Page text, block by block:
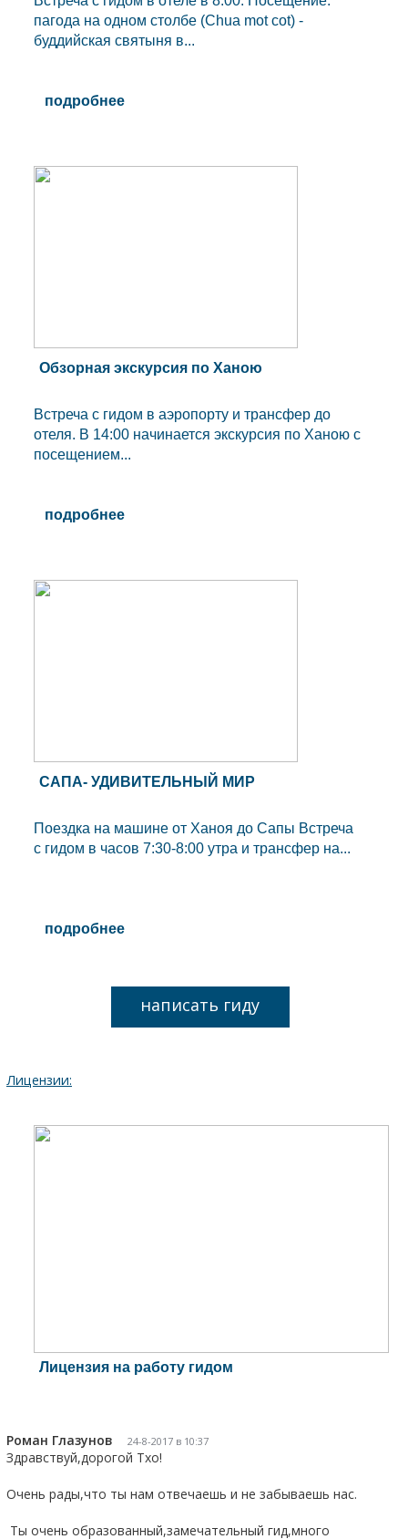
пагода на одном столбе (Chua mot cot) -
буддийская святыня в...
подробнее
Обзорная экскурсия по Ханою
Встреча с гидом в аэропорту и трансфер до
отеля. В 14:00 начинается экскурсия по Ханою с
посещением...
подробнее
САПА- УДИВИТЕЛЬНЫЙ МИР
Поездка на машине от Ханоя до Сапы Встреча
с гидом в часов 7:30-8:00 утра и трансфер на...
подробнее
написать гиду
Лицензии:
Лицензия на работу гидом
Роман Глазунов 24-8-2017 в 10:37
Здравствуй,дорогой Тхо!
Очень рады,что ты нам отвечаешь и не забываешь нас.